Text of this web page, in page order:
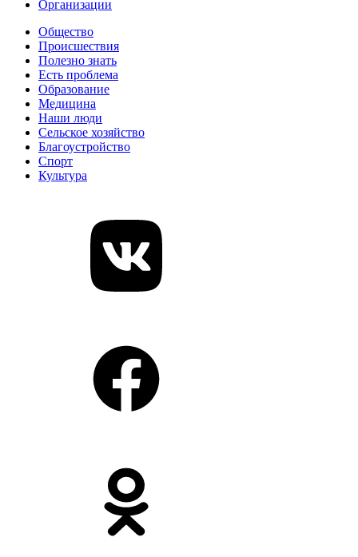
Организации
Общество
Происшествия
Полезно знать
Есть проблема
Образование
Медицина
Наши люди
Сельское хозяйство
Благоустройство
Спорт
Культура